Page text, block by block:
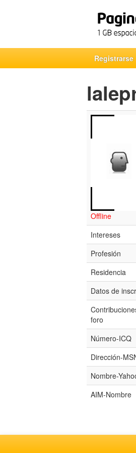
Registrarse
Offline
Intereses
Profesión
Residencia
Datos de
foro
Número-ICQ
Dirección-
Nombre-
AIM-Nombre